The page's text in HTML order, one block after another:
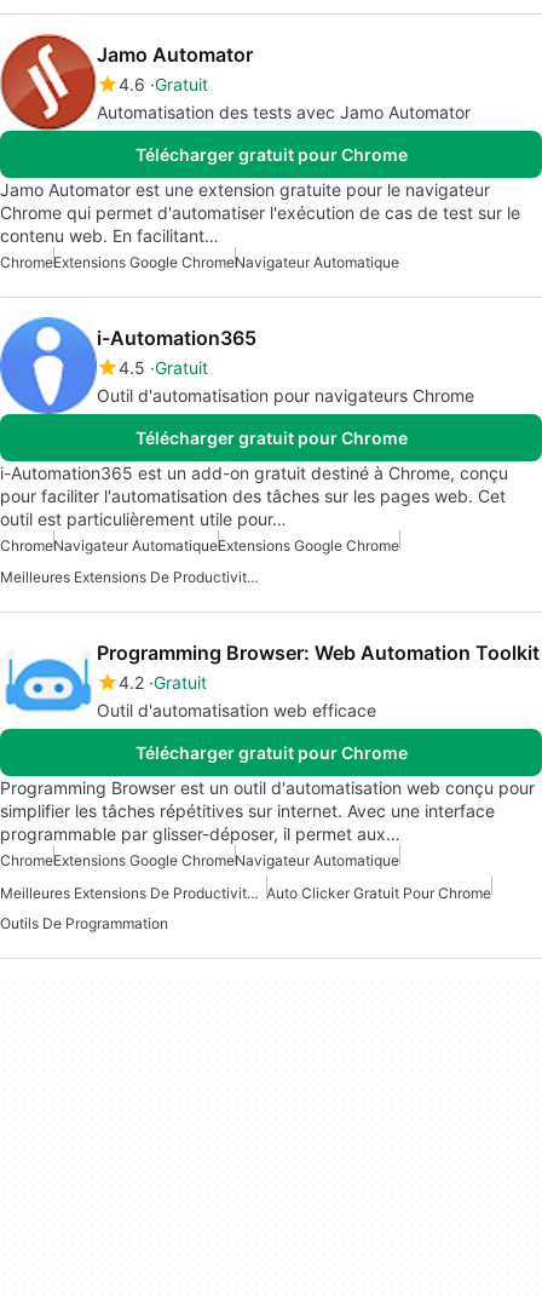
Jamo Automator
4.6 Gratuit
Automatisation des tests avec Jamo Automator
Télécharger gratuit pour Chrome
Jamo Automator est une extension gratuite pour le navigateur
Chrome qui permet d'automatiser l'exécution de cas de test sur le
contenu web. En facilitant…
ChromeExtensions Google ChromeNavigateur Automatique
i-Automation365
4.5 Gratuit
Outil d'automatisation pour navigateurs Chrome
Télécharger gratuit pour Chrome
i-Automation365 est un add-on gratuit destiné à Chrome, conçu
pour faciliter l'automatisation des tâches sur les pages web. Cet
outil est particulièrement utile pour…
ChromeNavigateur AutomatiqueExtensions Google Chrome
Meilleures Extensions De Productivité Pour Chrome
Programming Browser: Web Automation Toolkit
4.2 Gratuit
Outil d'automatisation web efficace
Télécharger gratuit pour Chrome
Programming Browser est un outil d'automatisation web conçu pour
simplifier les tâches répétitives sur internet. Avec une interface
programmable par glisser-déposer, il permet aux…
ChromeExtensions Google ChromeNavigateur Automatique
Meilleures Extensions De Productivité Pour Chrome Auto Clicker Gratuit Pour Chrome
Outils De Programmation